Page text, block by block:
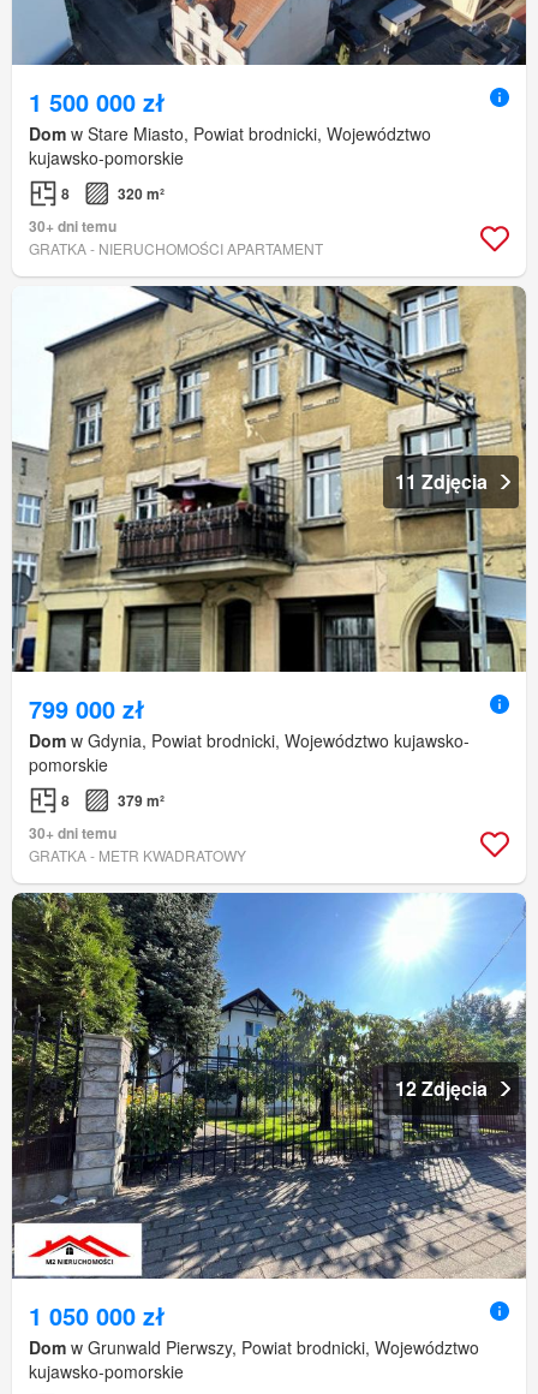
1 500 000 zł
Dom w Stare Miasto, Powiat brodnicki, Województwo
kujawsko-pomorskie
8
320 m²
30+ dni temu
GRATKA - NIERUCHOMOŚCI APARTAMENT
11 Zdjęcia
799 000 zł
Dom w Gdynia, Powiat brodnicki, Województwo kujawsko-
pomorskie
8
379 m²
30+ dni temu
GRATKA - METR KWADRATOWY
12 Zdjęcia
1 050 000 zł
Dom w Grunwald Pierwszy, Powiat brodnicki, Województwo
kujawsko-pomorskie